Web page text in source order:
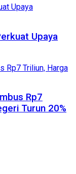
Upaya
Rp7
Turun 20%